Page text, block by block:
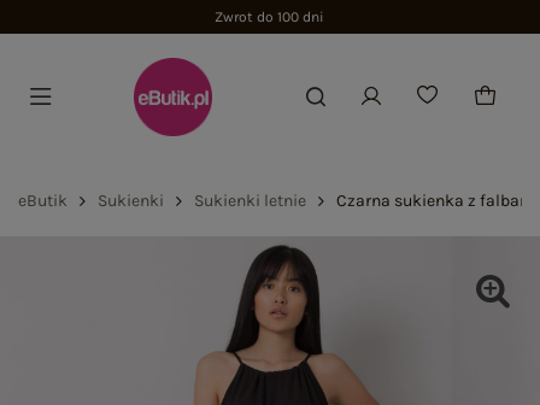
Zwrot do 100 dni
eButik Sukienki Sukienki letnie Czarna sukienka z falbaną